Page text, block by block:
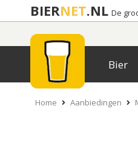
BIERNET.NL De
Bier
Home Aanbiedingen